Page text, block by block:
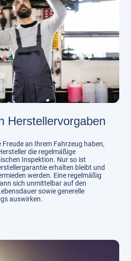
Herstellervorgaben
an Ihrem Fahrzeug haben,
die regelmäßige
Inspektion. Nur so ist
erhalten bleibt und
werden. Eine regelmäßig
sich unmittelbar auf den
sowie generelle
auswirken.